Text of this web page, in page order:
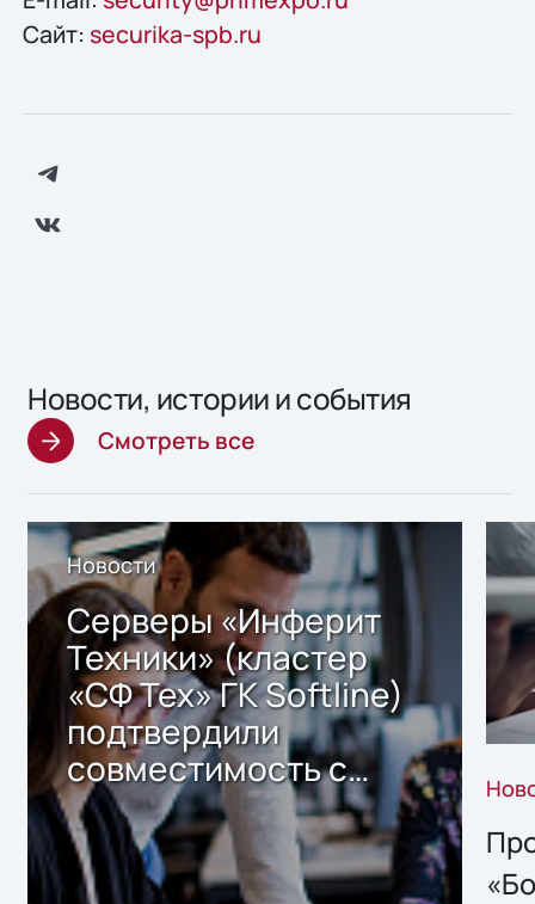
Сайт: securika-spb.ru
Новости, истории и события
Смотреть все
Новости
Серверы «Инферит
Техники» (кластер
«СФ Тех» ГК Softline)
подтвердили
совместимость с
решением Sharx
Storage 2.x для
хранения данных